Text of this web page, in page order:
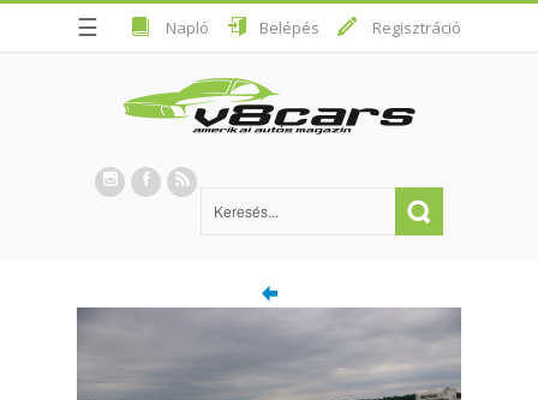
☰ Napló Belépés Regisztráció